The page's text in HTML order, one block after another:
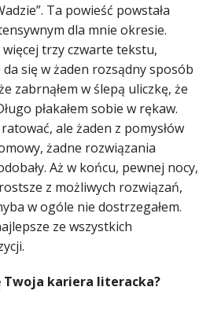
Ta powieść powstała
dla mnie okresie.
więcej trzy czwarte tekstu,
da się w żaden rozsądny sposób
zabrnąłem w ślepą uliczkę, że
płakałem sobie w rękaw.
ale żaden z pomysłów
żadne rozwiązania
Aż w końcu, pewnej nocy,
z możliwych rozwiązań,
w ogóle nie dostrzegałem.
ze wszystkich
Twoja kariera literacka?